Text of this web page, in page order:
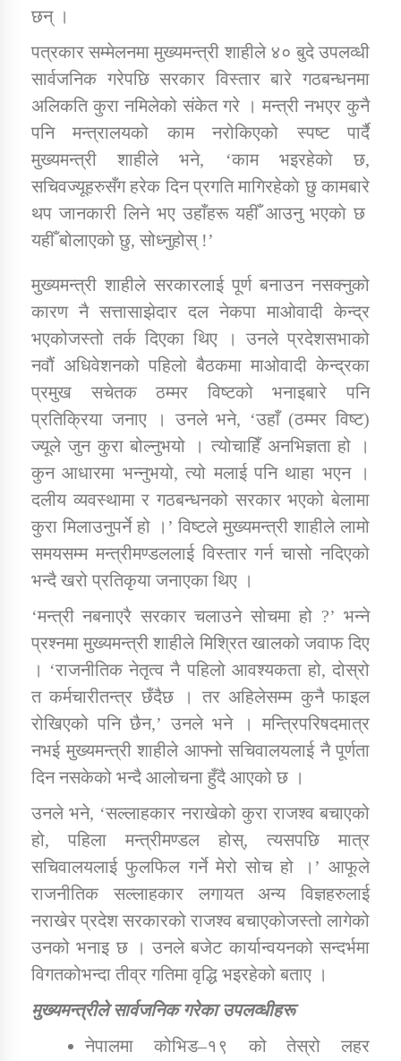
सामाजिक बिकास कार्यालय जुम्लाकाे सुचना
कार्यक्रम कार्यान्वयन एकाई जुम्लाको सुचना
कर्णाली प्राविधि शिक्षालय जुम्लाको सुचना
तातोपानी गाउँपालिकाको न्यायिक समिति सम्बन्धी सन्देश
तातोपानी गाउँपालिका जुम्लाको महिला तथा लैङ्गिक हिंसा
सम्बन्धी सूचना सन्देश
तातोपानी गाउँपालिका जुम्लाको महिनावारी सम्बन्धिकाे
सन्देश
तातोपानी गाउँपालिका जुम्लाको बालविवाह सन्देश
तातोपानी गाउँपालिका जुम्लाको सूचना
छन् ।
पत्रकार सम्मेलनमा मुख्यमन्त्री शाहीले ४० बुदे उपलव्धी
सार्वजनिक गरेपछि सरकार विस्तार बारे गठबन्धनमा
अलिकति कुरा नमिलेको संकेत गरे । मन्त्री नभएर कुनै
पनि मन्त्रालयको काम नरोकिएको स्पष्ट पार्दै
मुख्यमन्त्री शाहीले भने, ‘काम भइरहेकाे छ,
सचिवज्यूहरुसँग हरेक दिन प्रगति मागिरहेकाे छु कामबारे
थप जानकारी लिने भए उहाँहरू यहीँ आउनु भएकाे छ
यहीँ बोलाएको छु, सोध्नुहोस् !’
मुख्यमन्त्री शाहीले सरकारलाई पूर्ण बनाउन नसक्नुको
कारण नै सत्तासाझेदार दल नेकपा माओवादी केन्द्र
भएकोजस्तो तर्क दिएका थिए । उनले प्रदेशसभाको
नवौं अधिवेशनको पहिलो बैठकमा माओवादी केन्द्रका
प्रमुख सचेतक ठम्मर विष्टको भनाइबारे पनि
प्रतिक्रिया जनाए । उनले भने, ‘उहाँ (ठम्मर विष्ट)
ज्यूले जुन कुरा बोल्नुभयो । त्योचाहिँ अनभिज्ञता हो ।
कुन आधारमा भन्नुभयो, त्यो मलाई पनि थाहा भएन ।
दलीय व्यवस्थामा र गठबन्धनको सरकार भएको बेलामा
कुरा मिलाउनुपर्ने हो ।’ विष्टले मुख्यमन्त्री शाहीले लामो
समयसम्म मन्त्रीमण्डललाई विस्तार गर्न चासो नदिएको
भन्दै खरो प्रतिकृया जनाएका थिए ।
‘मन्त्री नबनाएरै सरकार चलाउने सोचमा हो ?’ भन्ने
प्रश्नमा मुख्यमन्त्री शाहीले मिश्रित खालको जवाफ दिए
। ‘राजनीतिक नेतृत्व नै पहिलो आवश्यकता हो, दोस्रो
त कर्मचारीतन्त्र छँदैछ । तर अहिलेसम्म कुनै फाइल
रोखिएको पनि छैन,’ उनले भने । मन्त्रिपरिषदमात्र
नभई मुख्यमन्त्री शाहीले आफ्नो सचिवालयलाई नै पूर्णता
दिन नसकेको भन्दै आलोचना हुँदै आएको छ ।
उनले भने, ‘सल्लाहकार नराखेको कुरा राजश्व बचाएको
हो, पहिला मन्त्रीमण्डल होस्, त्यसपछि मात्र
सचिवालयलाई फुलफिल गर्ने मेरो सोच हो ।’ आफूले
राजनीतिक सल्लाहकार लगायत अन्य विज्ञहरुलाई
नराखेर प्रदेश सरकारको राजश्व बचाएकोजस्तो लागेको
उनको भनाइ छ । उनले बजेट कार्यान्वयनको सन्दर्भमा
विगतकोभन्दा तीव्र गतिमा वृद्धि भइरहेको बताए ।
मुख्यमन्त्रीले सार्वजनिक गरेका उपलव्धीहरू
नेपालमा कोभिड–१९ को तेस्रो लहर